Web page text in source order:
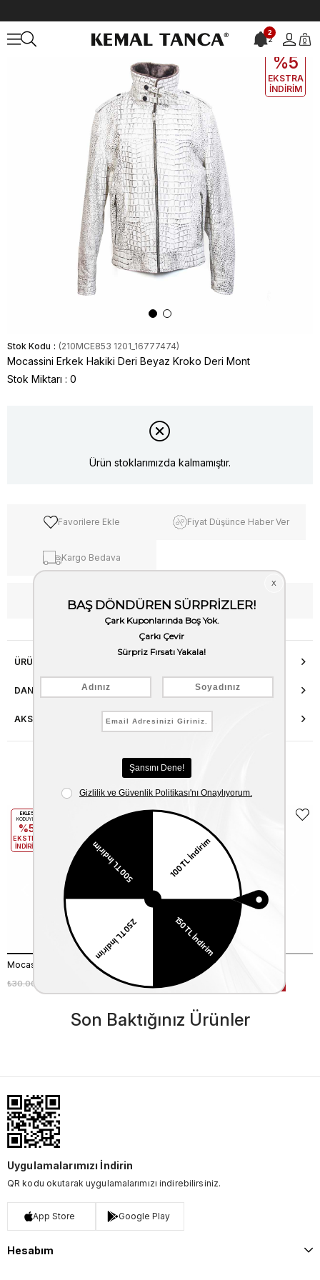
2
2 0
EKLE5
%5
EKSTRA
İNDİRİM
Stok Kodu (210MCE853 1201_16777474)
Mocassini Erkek Hakiki Deri Beyaz Kroko Deri Mont
Stok Miktarı : 0
Ürün stoklarımızda kalmamıştır.
Favorilere Ekle Fiyat Düşünce Haber Ver
Kargo Bedava
WhatsApp’tan Bilgi Al
ÜRÜN ÖZELLIKLERI
DANIŞMA HATTI
AKSESUAR ONARIMI
Benzer Ürünler
₺30.000,00 %10
EKLE5
KODUYLA
%5
EKSTRA
İNDİRİM
Mocassini Erkek Deri Mont
₺30.000,00
EKLE5
KODUYLA
Son Baktığınız Ürünler
Uygulamalarımızı İndirin
QR kodu okutarak uygulamalarımızı indirebilirsiniz.
App Store Google Play
Hesabım